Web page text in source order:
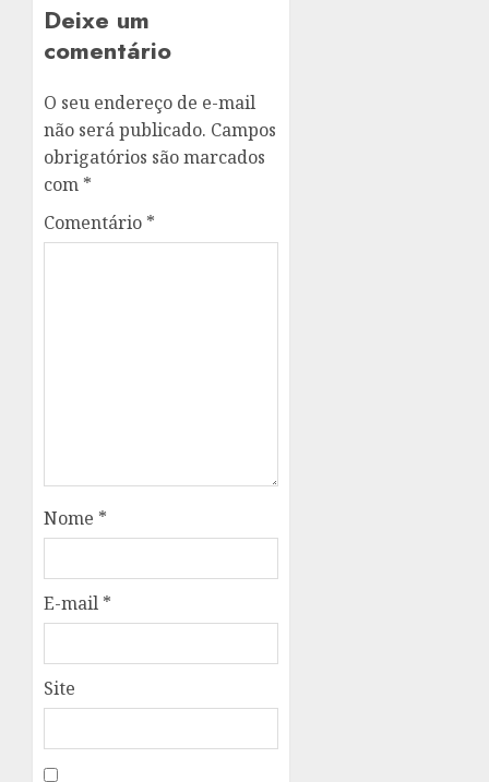
Deixe um
comentário
O seu endereço de e-mail
não será publicado. Campos
obrigatórios são marcados
com *
Comentário *
Nome *
E-mail *
Site